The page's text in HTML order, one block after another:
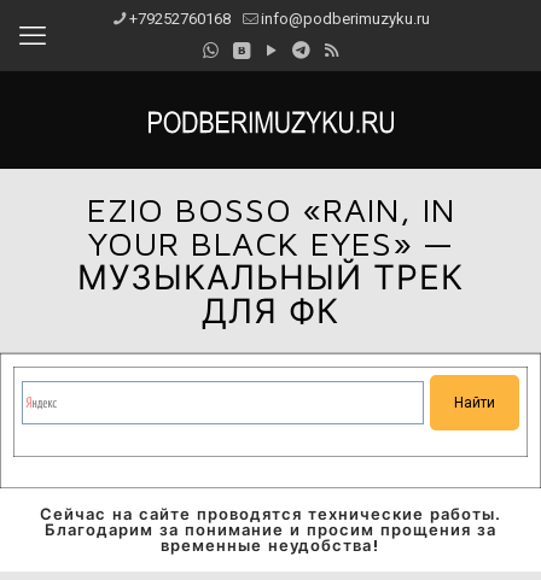
+79252760168 info@podberimuzyku.ru
EZIO BOSSO «RAIN, IN
YOUR BLACK EYES» —
МУЗЫКАЛЬНЫЙ ТРЕК
ДЛЯ ФК
Сейчас на сайте проводятся технические работы.
Благодарим за понимание и просим прощения за
временные неудобства!